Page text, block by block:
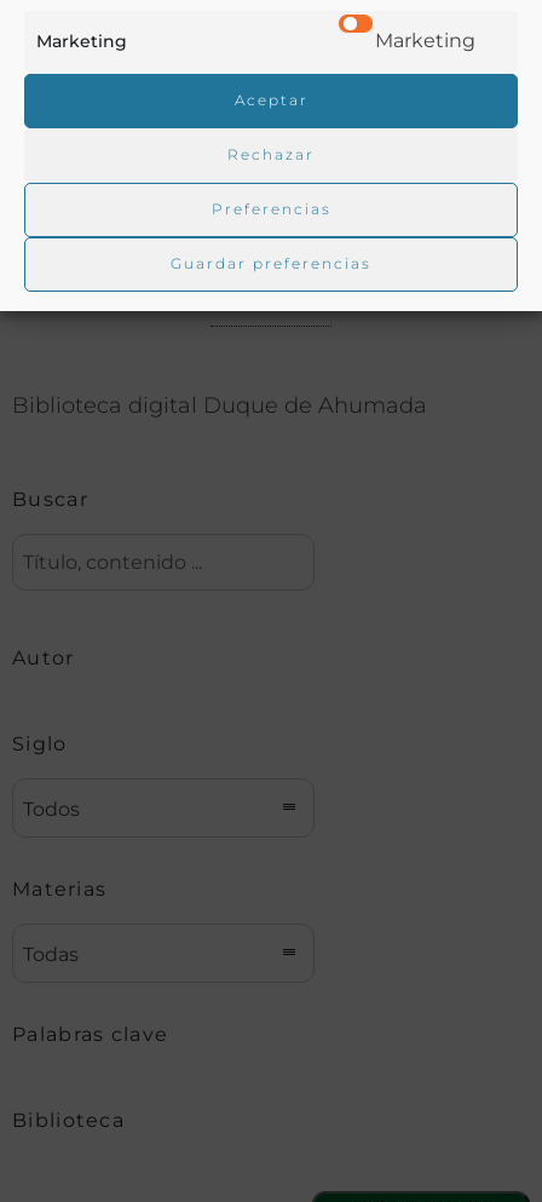
Marketing Marketing
Aceptar
Rechazar
Preferencias
Guardar preferencias
Ver más libros con las palabras clave:
Banquetes,Imágenes,Menús,Política
Buscar en la biblioteca
Biblioteca digital Duque de Ahumada
Buscar
Autor
Siglo
Todos
Materias
Todas
Palabras clave
Biblioteca